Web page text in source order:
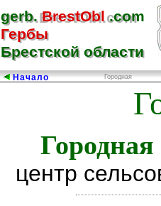
gerb.BrestObl.com
Гербы
Брестской области
gerb.BrestObl.com
Гербы
Брестской области
Начало Городная
Городная
центр